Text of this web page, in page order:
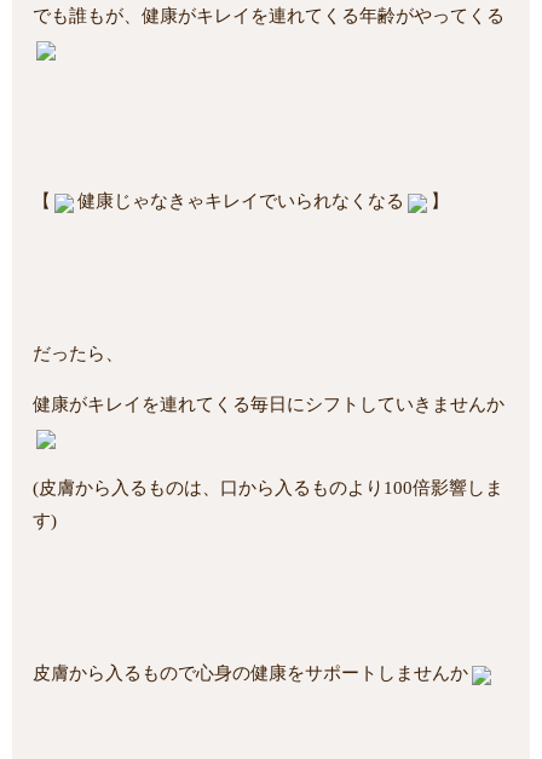
でも誰もが、健康がキレイを連れてくる年齢がやってくる
【 健康じゃなきゃキレイでいられなくなる 】
だったら、
健康がキレイを連れてくる毎日にシフトしていきませんか
(皮膚から入るものは、口から入るものより100倍影響しま
す)
皮膚から入るもので心身の健康をサポートしませんか